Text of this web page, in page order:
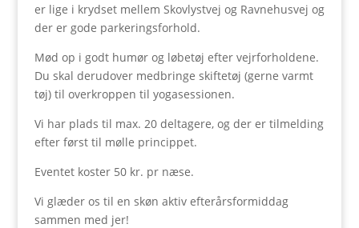
er lige i krydset mellem Skovlystvej og Ravnehusvej og
der er gode parkeringsforhold.
Mød op i godt humør og løbetøj efter vejrforholdene.
Du skal derudover medbringe skiftetøj (gerne varmt
tøj) til overkroppen til yogasessionen.
Vi har plads til max. 20 deltagere, og der er tilmelding
efter først til mølle princippet.
Eventet koster 50 kr. pr næse.
Vi glæder os til en skøn aktiv efterårsformiddag
sammen med jer!